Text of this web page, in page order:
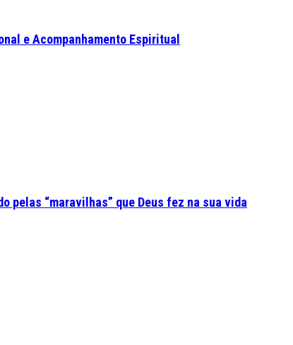
e Acompanhamento Espiritual
pelas “maravilhas” que Deus fez na sua vida